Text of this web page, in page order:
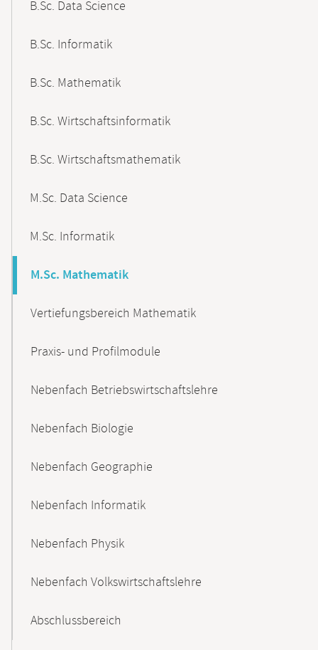
B.Sc. Data Science
B.Sc. Informatik
B.Sc. Mathematik
B.Sc. Wirtschaftsinformatik
B.Sc. Wirtschaftsmathematik
M.Sc. Data Science
M.Sc. Informatik
M.Sc. Mathematik
Vertiefungsbereich Mathematik
Praxis- und Profilmodule
Nebenfach Betriebswirtschaftslehre
Nebenfach Biologie
Nebenfach Geographie
Nebenfach Informatik
Nebenfach Physik
Nebenfach Volkswirtschaftslehre
Abschlussbereich